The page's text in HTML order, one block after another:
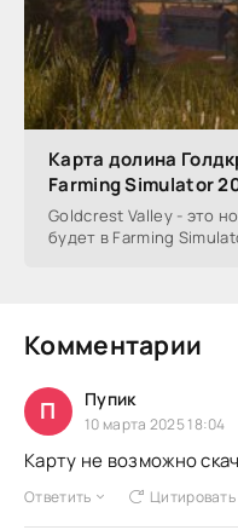
Карта долина
Farming Simulator
Goldcrest Valley - это
будет в Farming
Комментарии
П Пупик
10 марта 2025 18:04
Карту не возможно
Ответить Цитировать